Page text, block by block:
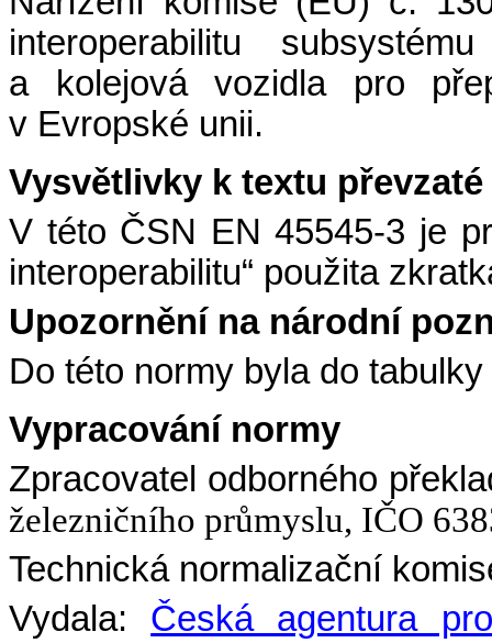
interoperabilitu
a kolejová vozidla pro
v Evropské unii.
Vysvětlivky k textu
V této ČSN EN 45545-3 je
interoperabilitu“ použita
Upozornění na národní
Do této normy byla do
Vypracování normy
Zpracovatel odborného
železničního průmyslu, IČO
Technická normalizační
Vydala: Česká agentura